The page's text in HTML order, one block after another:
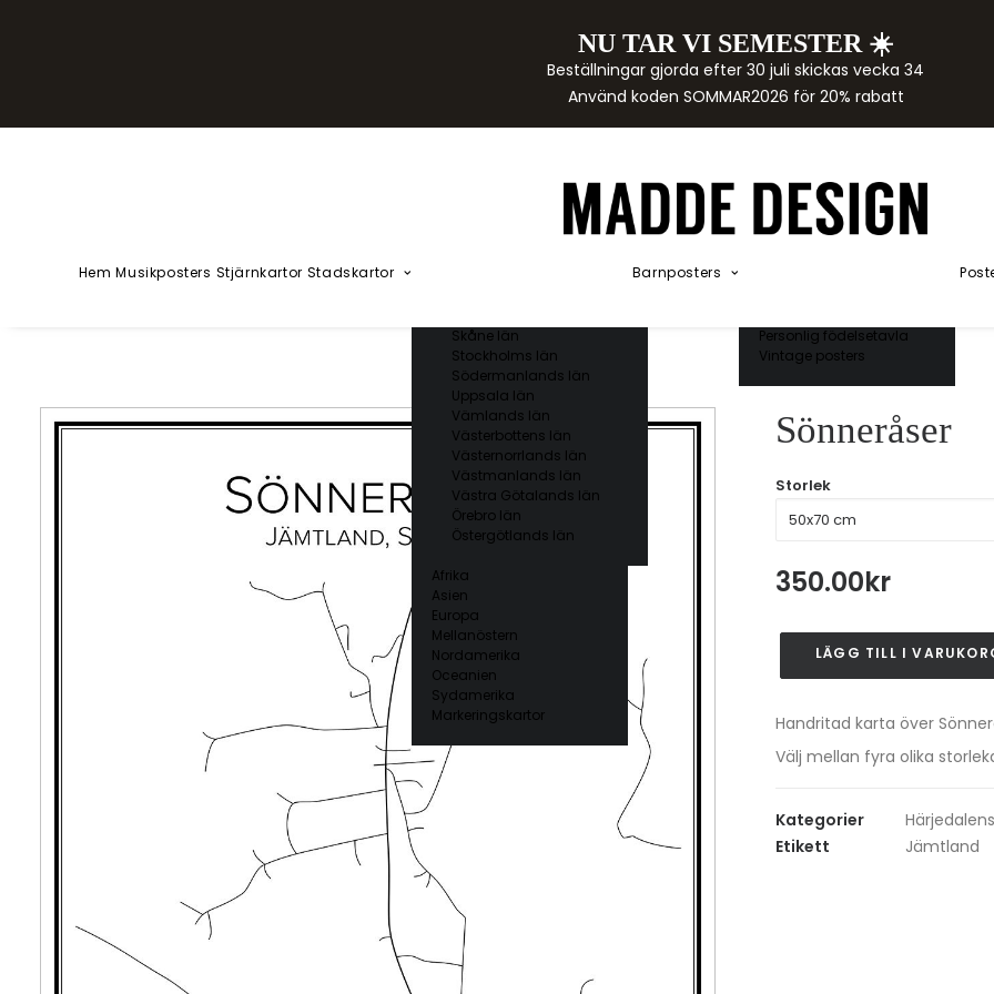
NU TAR VI SEMESTER ☀️
Beställningar gjorda efter 30 juli skickas vecka 34
Använd koden SOMMAR2026 för 20% rabatt
Hem Musikposters Stjärnkartor Stadskartor
Skåne län
Stockholms län
Södermanlands län
Uppsala län
Vämlands län
Västerbottens län
Västernorrlands län
Västmanlands län
Västra Götalands län
Örebro län
Östergötlands län
Afrika
Asien
Europa
Mellanöstern
Nordamerika
Oceanien
Sydamerika
Markeringskartor
Barnposters
Akvarellposters
Personlig födelsetavla
Vintage posters
Sönneråser
Storlek
350.00kr
Sönneråser
mängd
LÄGG TILL I
Handritad karta över
Välj mellan fyra olika
Kategorier
Etikett
Jämtland